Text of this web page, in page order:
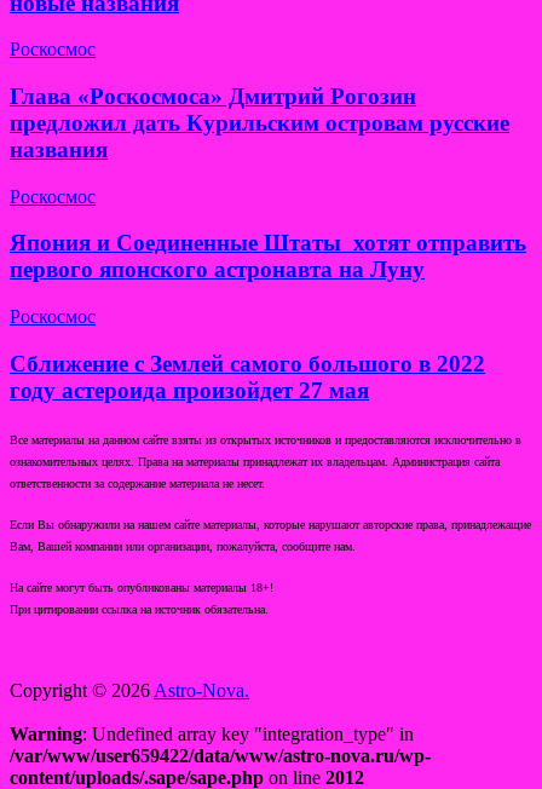
Роскосмос
Глава «Роскосмоса» Дмитрий Рогозин
предложил дать Курильским островам русские
названия
Роскосмос
Япония и Соединенные Штаты хотят отправить
первого японского астронавта на Луну
Роскосмос
Сближение с Землей самого большого в 2022
году астероида произойдет 27 мая
Все материалы на данном сайте взяты из открытых источников и предоставляются исключительно в
ознакомительных целях. Права на материалы принадлежат их владельцам. Администрация сайта
ответственности за содержание материала не несет.
Если Вы обнаружили на нашем сайте материалы, которые нарушают авторские права, принадлежащие
Вам, Вашей компании или организации, пожалуйста, сообщите нам.
На сайте могут быть опубликованы материалы 18+!
При цитировании ссылка на источник обязательна.
Copyright © 2026 Astro-Nova.
Warning: Undefined array key "integration_type" in
/var/www/user659422/data/www/astro-nova.ru/wp-
content/uploads/.sape/sape.php on line 2012